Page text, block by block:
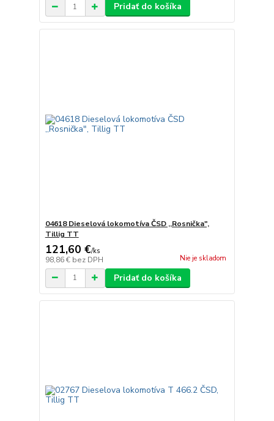
Pridať do košíka
04618 Dieselová lokomotíva ČSD ,,Rosnička",
Tillig TT
121,60 €/ks
98,86 € bez DPH Nie je skladom
Pridať do košíka